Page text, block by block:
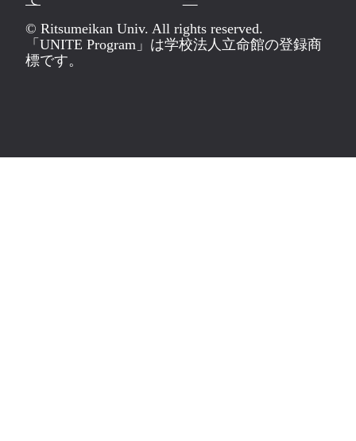
© Ritsumeikan Univ. All rights reserved.
「UNITE Program」は学校法人立命館の登録商
標です。